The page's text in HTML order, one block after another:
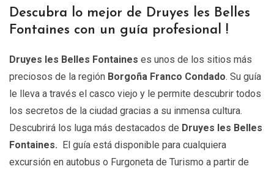
809.00€
Descubra lo mejor de Druyes les Belles
Fontaines con un guía profesional !
Druyes les Belles Fontaines es unos de los sitios más
preciosos de la región Borgoña Franco Condado. Su guía
le lleva a través el casco viejo y le permite descubrir todos
los secretos de la ciudad gracias a su inmensa cultura.
Descubrirá los luga más destacados de Druyes les Belles
Fontaines. El guía está disponible para cualquiera
excursión en autobus o Furgoneta de Turismo a partir de